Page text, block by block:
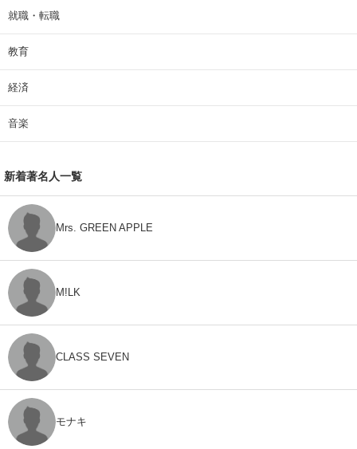
就職・転職
教育
経済
音楽
新着著名人一覧
Mrs. GREEN APPLE
M!LK
CLASS SEVEN
モナキ